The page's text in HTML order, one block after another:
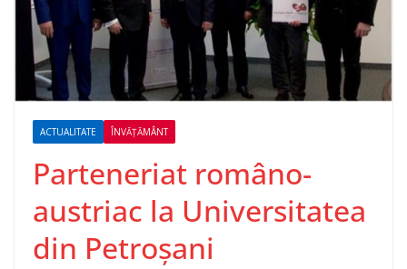
ACTUALITATE ÎNVĂȚĂMÂNT
Parteneriat româno-
austriac la Universitatea
din Petroșani